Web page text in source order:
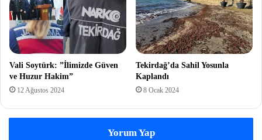
Vali Soytürk: ”İlimizde Güven
ve Huzur Hakim”
12 Ağustos 2024
Tekirdağ’da Sahil Yosunla
Kaplandı
8 Ocak 2024
Yorum Yap